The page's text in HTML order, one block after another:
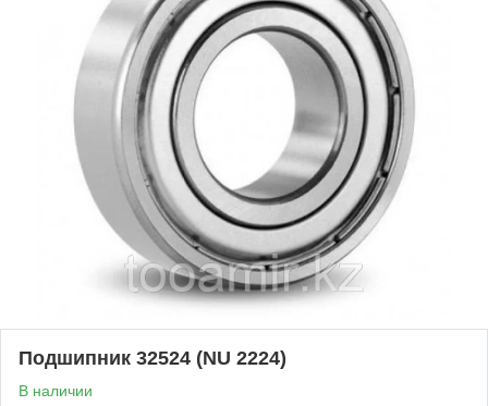
Подшипник 32524 (NU 2224)
В наличии